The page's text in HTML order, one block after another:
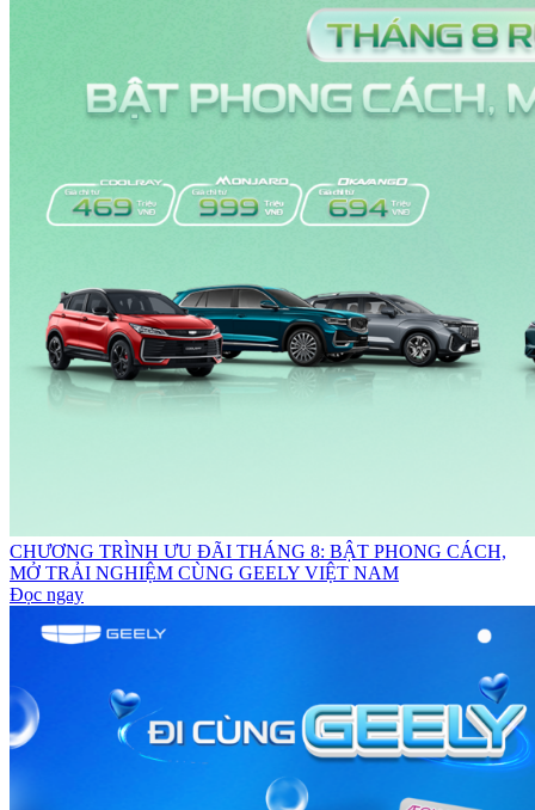
CHƯƠNG TRÌNH ƯU ĐÃI THÁNG 8: BẬT PHONG CÁCH,
MỞ TRẢI NGHIỆM CÙNG GEELY VIỆT NAM
Đọc ngay